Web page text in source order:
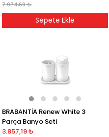
7.974,69 ₺
Sepete Ekle
BRABANTİA Renew White 3
Parça Banyo Seti
3.857,19 ₺